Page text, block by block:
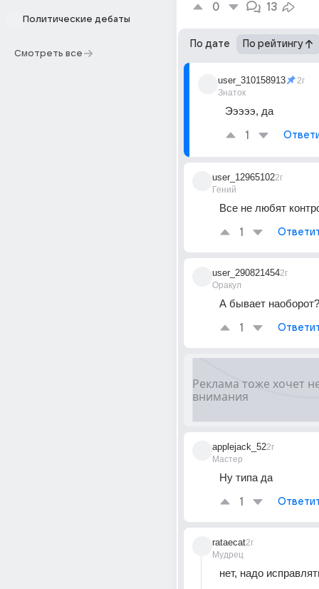
Политические дебаты
Смотреть все
0 13
По дате По рейтингу
user_310158913
Знаток
2г
Эээээ, да
1
user_12965102
Гений
2г
Все не любят
1
user_290821454
Оракул
2г
А бывает наоборот?
1
applejack_52
Мастер
2г
Ну типа да
1
rataecat
Мудрец
2г
нет, надо